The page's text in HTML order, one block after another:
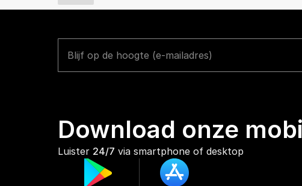
Download onze
Luister 24/7 via smartphone of desktop